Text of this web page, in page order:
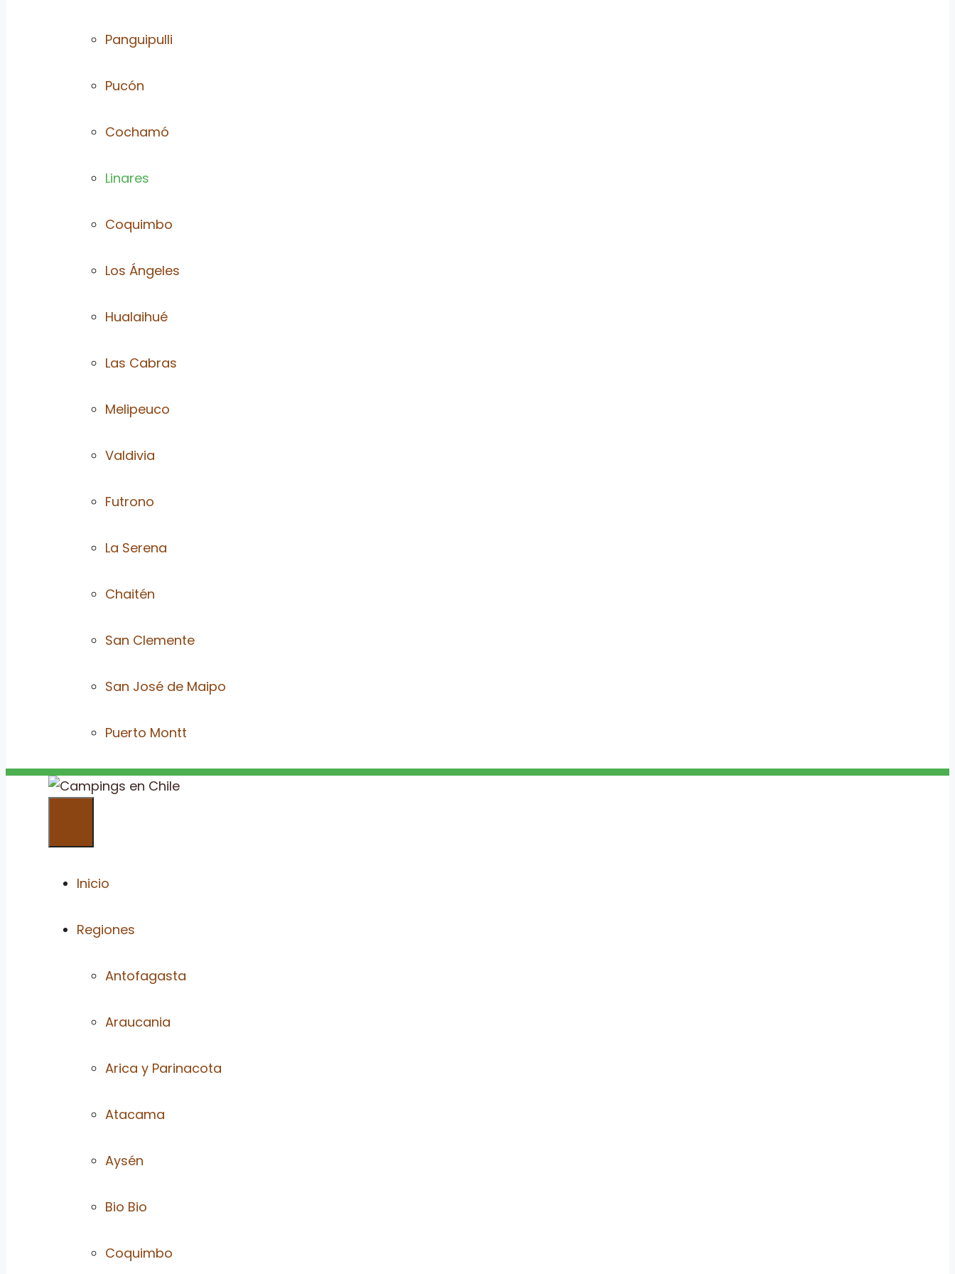
Panguipulli
Pucón
Cochamó
Linares
Coquimbo
Los Ángeles
Hualaihué
Las Cabras
Melipeuco
Valdivia
Futrono
La Serena
Chaitén
San Clemente
San José de Maipo
Puerto Montt
Inicio
Regiones
Antofagasta
Araucania
Arica y Parinacota
Atacama
Aysén
Bio Bio
Coquimbo